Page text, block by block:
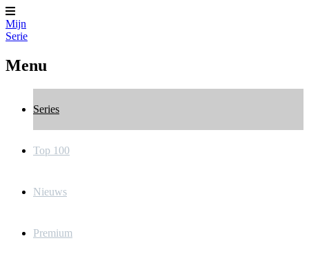
Mijn
Serie
Menu
Series
Top 100
Nieuws
Premium